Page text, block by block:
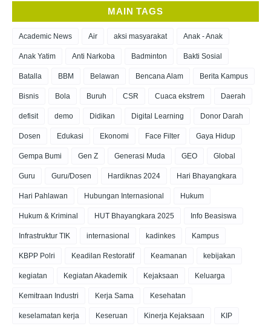
MAIN TAGS
Academic News Air aksi masyarakat Anak - Anak
Anak Yatim Anti Narkoba Badminton Bakti Sosial
Batalla BBM Belawan Bencana Alam Berita Kampus
Bisnis Bola Buruh CSR Cuaca ekstrem Daerah
defisit demo Didikan Digital Learning Donor Darah
Dosen Edukasi Ekonomi Face Filter Gaya Hidup
Gempa Bumi Gen Z Generasi Muda GEO Global
Guru Guru/Dosen Hardiknas 2024 Hari Bhayangkara
Hari Pahlawan Hubungan Internasional Hukum
Hukum & Kriminal HUT Bhayangkara 2025 Info Beasiswa
Infrastruktur TIK internasional kadinkes Kampus
KBPP Polri Keadilan Restoratif Keamanan kebijakan
kegiatan Kegiatan Akademik Kejaksaan Keluarga
Kemitraan Industri Kerja Sama Kesehatan
keselamatan kerja Keseruan Kinerja Kejaksaan KIP